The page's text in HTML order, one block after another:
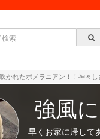
かれたポメラニアン！！神々
強風
早くお家に帰して